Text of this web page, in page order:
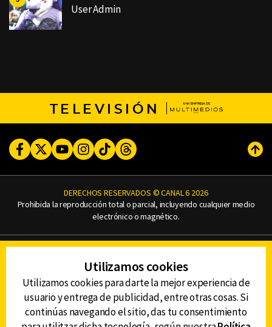
User Admin
TELEVISIÓN
FacebookTwitterYoutubeInstagram
TikTokThreads
DERECHOS RESERVADOS © CANAL 6 2026
Prohibida la reproducción total o parcial, incluyendo cualquier medio
electrónico o magnético.
AVISO DE PRIVACIDAD
AVISO LEGAL
DEFENSORÍA DE LAS AUDIENCIAS
Utilizamos cookies
Utilizamos cookies para darte la mejor experiencia de
usuario y entrega de publicidad, entre otras cosas. Si
continúas navegando el sitio, das tu consentimiento